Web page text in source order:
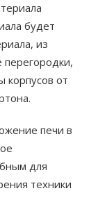
будет
из
корпусов от
печи в
для
техники